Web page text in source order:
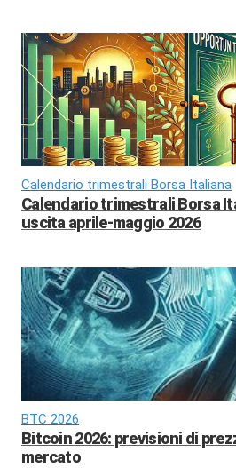
Calendario trimestrali Borsa Italiana
Calendario trimestrali Borsa
uscita aprile-maggio 2026
BTC 2026
Bitcoin 2026: previsioni di
mercato